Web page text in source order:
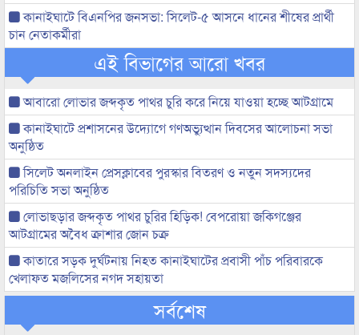
কানাইঘাটে বিএনপির জনসভা: সিলেট-৫ আসনে ধানের শীষের প্রার্থী
চান নেতাকর্মীরা
এই বিভাগের আরো খবর
আবারো লোভার জব্দকৃত পাথর চুরি করে নিয়ে যাওয়া হচ্ছে আটগ্রামে
কানাইঘাটে প্রশাসনের উদ্যোগে গণঅভ্যুত্থান দিবসের আলোচনা সভা
অনুষ্ঠিত
সিলেট অনলাইন প্রেসক্লাবের পুরস্কার বিতরণ ও নতুন সদস্যদের
পরিচিতি সভা অনুষ্ঠিত
লোভাছড়ার জব্দকৃত পাথর চুরির হিড়িক! বেপরোয়া জকিগঞ্জের
আটগ্রামের অবৈধ ক্রাশার জোন চক্র
কাতারে সড়ক দুর্ঘটনায় নিহত কানাইঘাটের প্রবাসী পাঁচ পরিবারকে
খেলাফত মজলিসের নগদ সহায়তা
সর্বশেষ